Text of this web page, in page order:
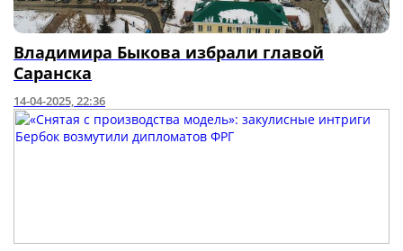
Владимира Быкова избрали главой
Саранска
14-04-2025, 22:36